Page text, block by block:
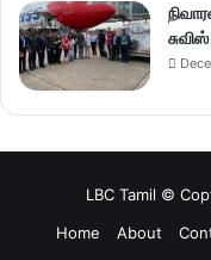
LBC Tamil ©
Home
About